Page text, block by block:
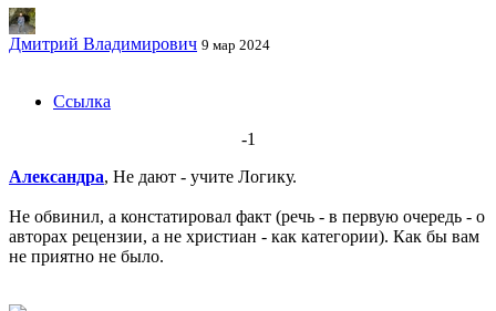
Дмитрий Владимирович 9 мар 2024
Ссылка
-1
Александра, Не дают - учите Логику.
Не обвинил, а констатировал факт (речь - в первую очередь - о
авторах рецензии, а не христиан - как категории). Как бы вам
не приятно не было.